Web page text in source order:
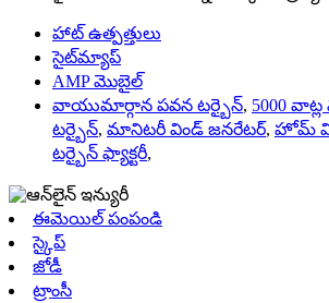
హాట్ ఉత్పత్తులు
సైట్‌మ్యాప్
AMP మొబైల్
వాయుమార్గాన పవన టర్బైన్, 5000
టర్బైన్, మానిటరీ విండ్ జనరేటర్, హోమ్
టర్బైన్ ఫ్యాక్టరీ,
ఈమెయిల్ పంపండి
స్కైప్
జోడీ
ట్రాంసీ